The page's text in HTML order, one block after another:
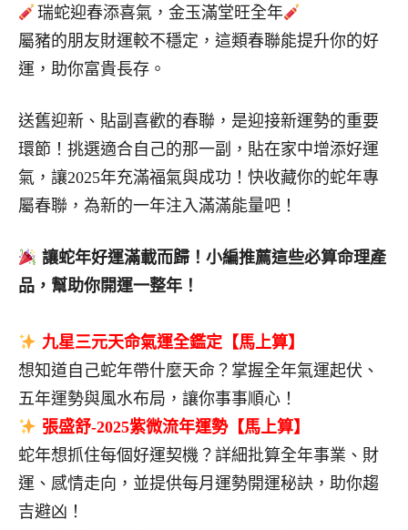
瑞蛇迎春添喜氣，金玉滿堂旺全年
屬豬的朋友財運較不穩定，這類春聯能提升你的好
運，助你富貴長存。
送舊迎新、貼副喜歡的春聯，是迎接新運勢的重要
環節！挑選適合自己的那一副，貼在家中增添好運
氣，讓2025年充滿福氣與成功！快收藏你的蛇年專
屬春聯，為新的一年注入滿滿能量吧！
讓蛇年好運滿載而歸！小編推薦這些必算命理產
品，幫助你開運一整年！
九星三元天命氣運全鑑定【馬上算】
想知道自己蛇年帶什麼天命？掌握全年氣運起伏、
五年運勢與風水布局，讓你事事順心！
張盛舒-2025紫微流年運勢【馬上算】
蛇年想抓住每個好運契機？詳細批算全年事業、財
運、感情走向，並提供每月運勢開運秘訣，助你趨
吉避凶！